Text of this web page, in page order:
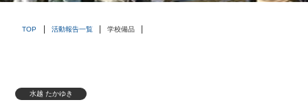
TOP 活動報告一覧 学校備品
水越 たかゆき